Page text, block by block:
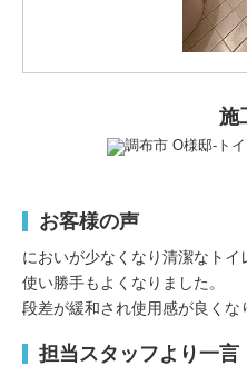
施
お客様の声
においが少なくなり清潔なトイ
使い勝手もよくなりました。
段差が緩和され使用感が良くな
担当スタッフより一言